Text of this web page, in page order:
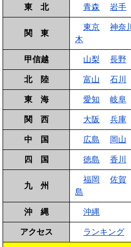
東 北 青森 岩手
関 東
東京 神奈川
木
甲信越 山梨 長野
北 陸 富山 石川
東 海 愛知 岐阜
関 西 大阪 兵庫
中 国 広島 岡山
四 国 徳島 香川
九 州
福岡 佐賀
島
沖 縄 沖縄
アクセス ランキング